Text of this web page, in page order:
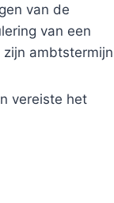
van de
van een
vereiste het